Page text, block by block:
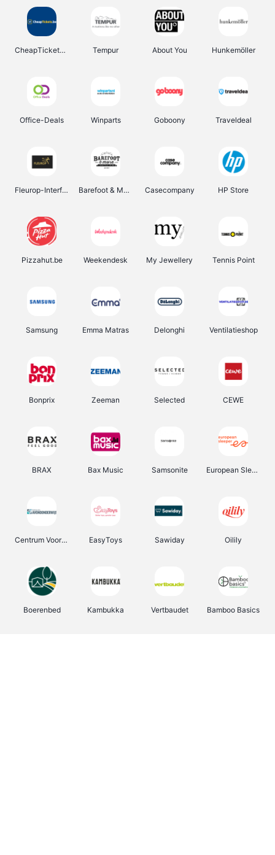
CheapTickets.be Tempur About You Hunkemöller
Office-Deals Winparts Goboony Traveldeal
Fleurop-Interflora Barefoot & More Casecompany HP Store
Pizzahut.be Weekendesk My Jewellery Tennis Point
Samsung Emma Matras Delonghi Ventilatieshop
Bonprix Zeeman Selected CEWE
BRAX Bax Music Samsonite European Sleeper
Centrum Voor Avondonderwijs EasyToys Sawiday Oilily
Boerenbed Kambukka Vertbaudet Bamboo Basics